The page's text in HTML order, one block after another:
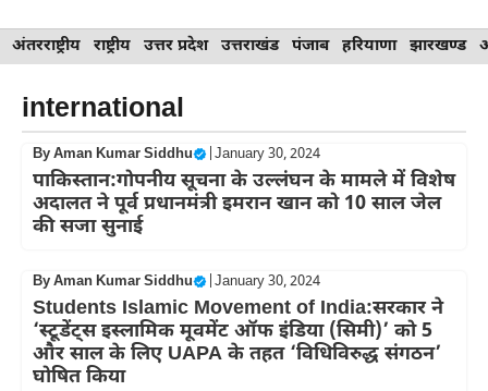
Skip
to
content
अंतरराष्ट्रीय राष्ट्रीय उत्तर प्रदेश उत्तराखंड पंजाब हरियाणा झारखण्ड
international
ByAman Kumar Siddhu January 30, 2024
पाकिस्तान:गोपनीय सूचना के उल्‍लंघन के मामले में विशेष
अदालत ने पूर्व प्रधानमंत्री इमरान खान को 10 साल जेल
की सजा सुनाई
ByAman Kumar Siddhu January 30, 2024
Students Islamic Movement of India:सरकार ने
‘स्टूडेंट्स इस्लामिक मूवमेंट ऑफ इंडिया (सिमी)’ को 5
और साल के लिए UAPA के तहत ‘विधिविरुद्ध संगठन’
घोषित किया